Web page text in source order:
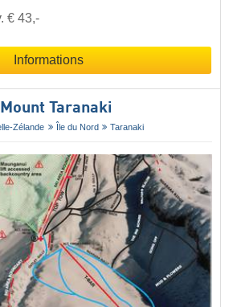
€ 43,-
Informations
Taranaki
Zélande Île du Nord Taranaki